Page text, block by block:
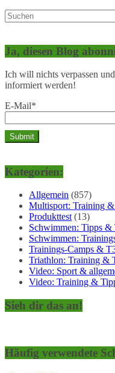
Ja, diesen Blog
Ich will nichts verpassen
informiert werden!
E-Mail*
Kategorien:
Allgemein (857)
Multisport: Training
Produkttest(13)
Schwimmen: Tipps &
Schwimmen:
Trainings-Camps &
Triathlon: Training &
Video: Sport &
Video: Training &
Sieh dir das an!
Häufig verwendete